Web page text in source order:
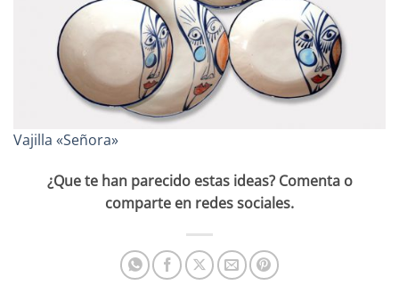
Vajilla «Señora»
¿Que te han parecido estas ideas? Comenta o
comparte en redes sociales.